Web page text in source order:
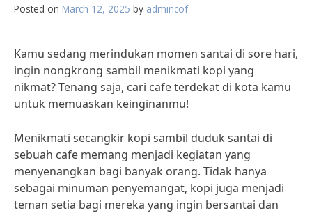
Posted on March 12, 2025 by admincof
Kamu sedang merindukan momen santai di sore hari,
ingin nongkrong sambil menikmati kopi yang
nikmat? Tenang saja, cari cafe terdekat di kota kamu
untuk memuaskan keinginanmu!
Menikmati secangkir kopi sambil duduk santai di
sebuah cafe memang menjadi kegiatan yang
menyenangkan bagi banyak orang. Tidak hanya
sebagai minuman penyemangat, kopi juga menjadi
teman setia bagi mereka yang ingin bersantai dan